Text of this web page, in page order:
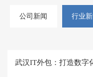
公司新闻 行业新
武汉IT外包：打造数字